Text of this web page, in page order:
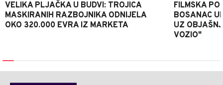
VELIKA PLJAČKA U BUDVI: TROJICA
MASKIRANIH RAZBOJNIKA ODNIJELA
OKO 320.000 EVRA IZ MARKETA
FILMSKA
BOSANAC
UZ
VOZIO"